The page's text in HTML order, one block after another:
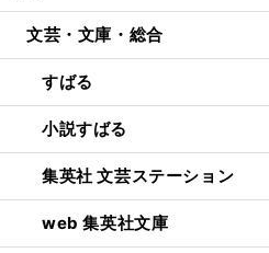
文芸・文庫・総合
すばる
小説すばる
集英社 文芸ステーション
web 集英社文庫